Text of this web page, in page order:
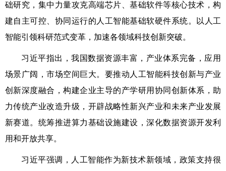
础研究，集中力量攻克高端芯片、基础软件等核心技术，构
建自主可控、协同运行的人工智能基础软硬件系统。以人工
智能引领科研范式变革，加速各领域科技创新突破。
习近平指出，我国数据资源丰富，产业体系完备，应用
场景广阔，市场空间巨大。要推动人工智能科技创新与产业
创新深度融合，构建企业主导的产学研用协同创新体系，助
力传统产业改造升级，开辟战略性新兴产业和未来产业发展
新赛道。统筹推进算力基础设施建设，深化数据资源开发利
用和开放共享。
习近平强调，人工智能作为新技术新领域，政策支持很